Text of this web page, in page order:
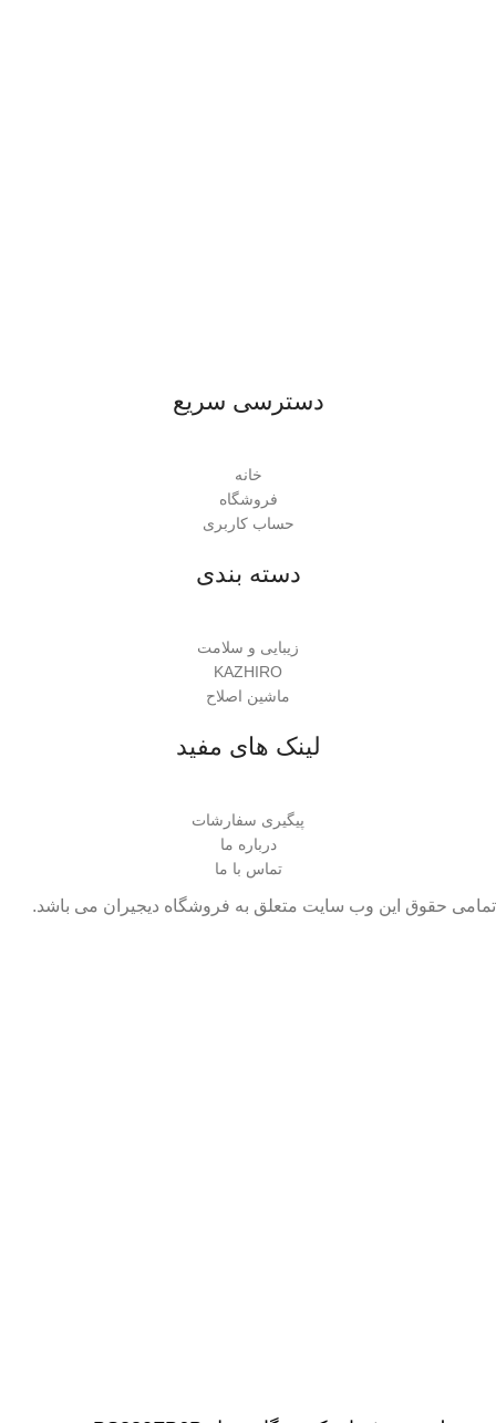
دسترسی سریع
خانه
فروشگاه
حساب کاربری
دسته بندی
زیبایی و سلامت
KAZHIRO
ماشین اصلاح
لینک های مفید
پیگیری سفارشات
درباره ما
تماس با ما
تمامی حقوق این وب سایت متعلق به فروشگاه دیجیران می باشد.